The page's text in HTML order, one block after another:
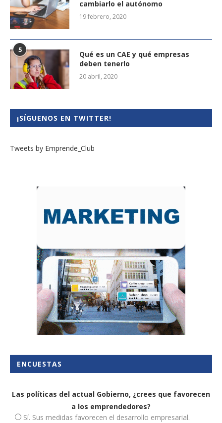
cambiarlo el autónomo
19 febrero, 2020
5
Qué es un CAE y qué empresas
deben tenerlo
20 abril, 2020
¡SÍGUENOS EN TWITTER!
Tweets by Emprende_Club
ENCUESTAS
Las políticas del actual Gobierno, ¿crees que favorecen
a los emprendedores?
Sí. Sus medidas favorecen el desarrollo empresarial.